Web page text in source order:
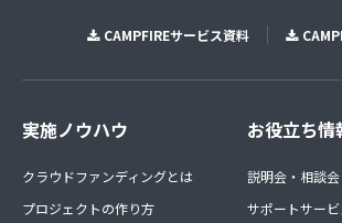
CAMPFIREサービス資料
実施ノウハウ
クラウドファンディングとは
プロジェクトの作り方
お役立ち情
説明会・相談会
サポートサービ